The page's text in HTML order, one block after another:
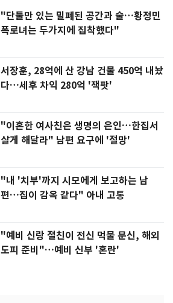
"단둘만 있는 밀폐된 공간과 술…황정민
폭로녀는 두가지에 집착했다"
서장훈, 28억에 산 강남 건물 450억 내놨
다…세후 차익 280억 '잭팟'
"이혼한 여사친은 생명의 은인…한집서
살게 해달라" 남편 요구에 '절망'
"내 '치부'까지 시모에게 보고하는 남
편…집이 감옥 같다" 아내 고통
"예비 신랑 절친이 전신 먹물 문신, 해외
도피 준비"…예비 신부 '혼란'